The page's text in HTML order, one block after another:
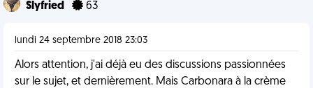
Slyfried 63
lundi 24 septembre 2018 23:03
Alors attention, j'ai déjà eu des discussions passionnées
sur le sujet, et dernièrement. Mais Carbonara à la crème